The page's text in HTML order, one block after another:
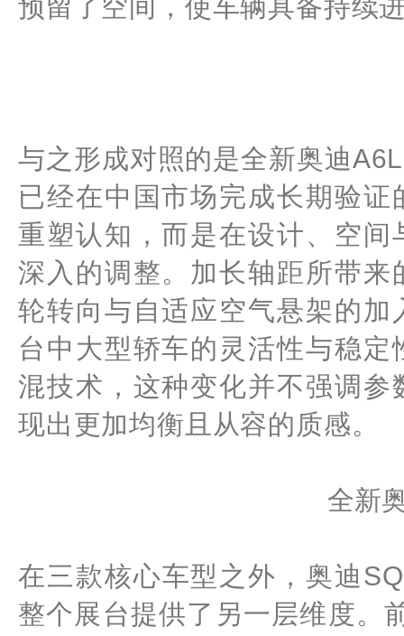
预留了空间，使车辆具备持续
与之形成对照的是全新奥迪
已经在中国市场完成长期验
重塑认知，而是在设计、空
深入的调整。加长轴距所带
轮转向与自适应空气悬架的
台中大型轿车的灵活性与稳
混技术，这种变化并不强调
现出更加均衡且从容的质感。
全新
在三款核心车型之外，奥迪
整个展台提供了另一层维度。